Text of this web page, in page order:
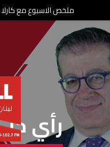
رأي حرّ
ملخص الاسبوع مع